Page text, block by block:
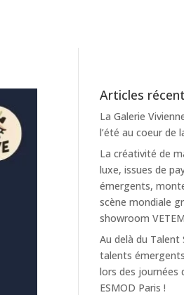
Articles
La Galerie
l’été au coeur de
La créativité de
luxe, issues de
émergents,
scène mondiale
showroom
Au delà du Talent
talents
lors des journées
ESMOD Paris !